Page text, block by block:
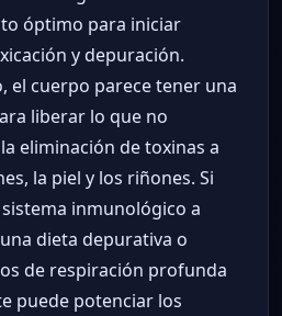
óptimo para iniciar
y depuración.
el cuerpo parece tener una
liberar lo que no
eliminación de toxinas a
la piel y los riñones. Si
inmunológico a
dieta depurativa o
de respiración profunda
puede potenciar los